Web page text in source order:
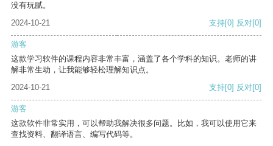
没有玩腻。
2024-10-21
支持[0] 反对[0]
游客
这款学习软件的课程内容非常丰富，涵盖了各个学科的知识。老师的讲
解非常生动，让我能够轻松理解知识点。
2024-10-21
支持[0] 反对[0]
游客
这款软件非常实用，可以帮助我解决很多问题。比如，我可以使用它来
查找资料、翻译语言、编写代码等。